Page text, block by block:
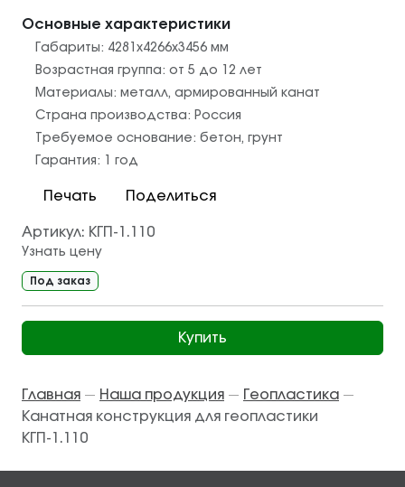
Основные характеристики
Габариты: 4281x4266x3456 мм
Возрастная группа: от 5 до 12 лет
Материалы: металл, армированный канат
Страна производства: Россия
Требуемое основание: бетон, грунт
Гарантия:
1 год
Печать Поделиться
Артикул: КГП-1.110
Узнать цену
Под заказ
Купить
Главная — Наша продукция — Геопластика —
Канатная конструкция для геопластики
КГП-1.110